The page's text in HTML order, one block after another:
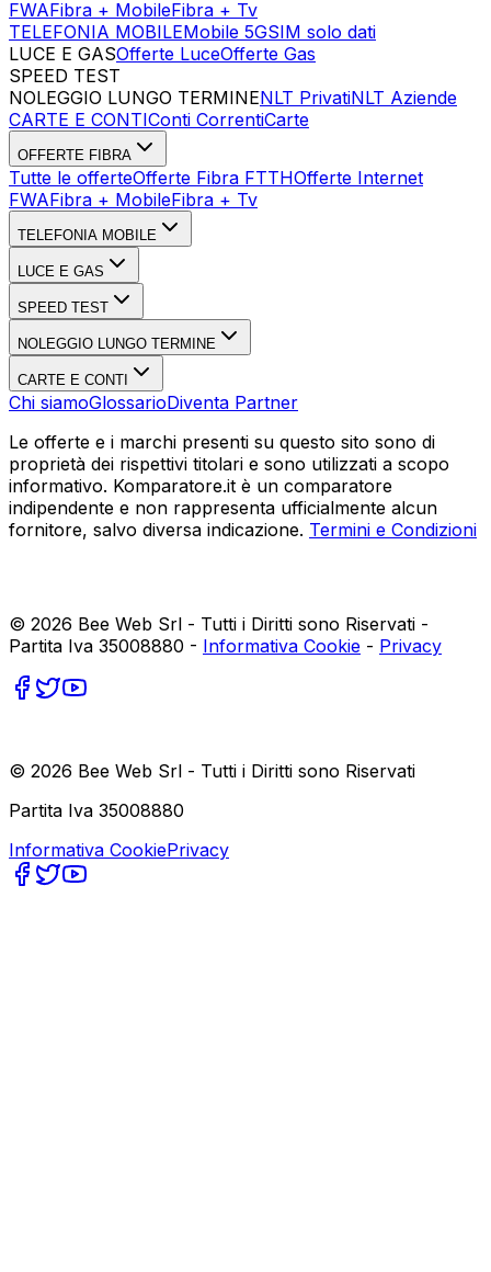
FWAFibra + MobileFibra + Tv
TELEFONIA MOBILEMobile 5GSIM solo dati
LUCE E GASOfferte LuceOfferte Gas
SPEED TEST
NOLEGGIO LUNGO TERMINENLT PrivatiNLT Aziende
CARTE E CONTIConti CorrentiCarte
OFFERTE FIBRA
Tutte le offerteOfferte Fibra FTTHOfferte Internet
FWAFibra + MobileFibra + Tv
TELEFONIA MOBILE
LUCE E GAS
SPEED TEST
NOLEGGIO LUNGO TERMINE
CARTE E CONTI
Chi siamoGlossarioDiventa Partner
Le offerte e i marchi presenti su questo sito sono di
proprietà dei rispettivi titolari e sono utilizzati a scopo
informativo. Komparatore.it è un comparatore
indipendente e non rappresenta ufficialmente alcun
fornitore, salvo diversa indicazione. Termini e Condizioni
© 2026 Bee Web Srl - Tutti i Diritti sono Riservati -
Partita Iva 35008880 - Informativa Cookie - Privacy
© 2026 Bee Web Srl - Tutti i Diritti sono Riservati
Partita Iva 35008880
Informativa CookiePrivacy